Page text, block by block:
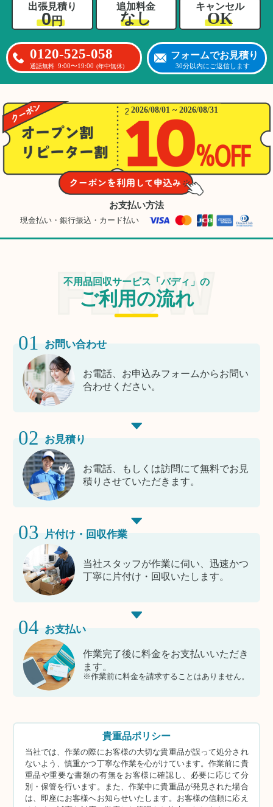
出張見積り
0円
追加料金
なし
キャンセル
OK
0120-525-058
通話無料 9:00〜19:00 (年中無休)
フォームでお見積り
30分以内にご返信します
2026/08/01 ~ 2026/08/31
お支払い方法
現金払い・銀行振込・カード払い
不用品回収サービス「バディ」の
ご利用の流れ
01 お問い合わせ
お電話、お申込みフォームからお問い
合わせください。
02 お見積り
お電話、もしくは訪問にて無料でお見
積りさせていただきます。
03 片付け・回収作業
当社スタッフが作業に伺い、迅速かつ
丁寧に片付け・回収いたします。
04 お支払い
作業完了後に料金をお支払いいただき
ます。
※作業前に料金を請求することはありません。
貴重品ポリシー
当社では、作業の際にお客様の大切な貴重品が誤って処分され
ないよう、慎重かつ丁寧な作業を心がけています。作業前に貴
重品や重要な書類の有無をお客様に確認し、必要に応じて分
別・保管を行います。また、作業中に貴重品が発見された場合
は、即座にお客様へお知らせいたします。お客様の信頼に応え